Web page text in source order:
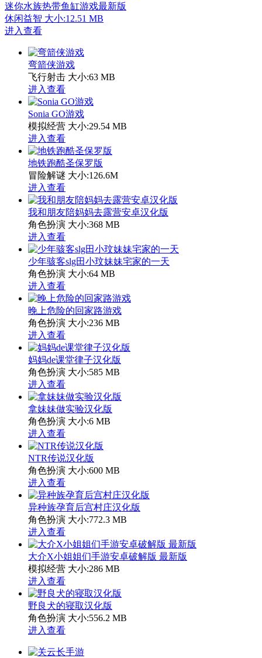
迷你水族热带鱼缸游戏最新版
休闲益智 大小:12.51 MB
进入查看
弯箭侠游戏
飞行射击 大小:63 MB
进入查看
Sonia GO游戏
模拟经营 大小:29.54 MB
进入查看
地铁跑酷圣保罗版
冒险解谜 大小:126.6M
进入查看
我和朋友陪妈妈去露营安卓汉化版
角色扮演 大小:368 MB
进入查看
少年骇客slg田小玟妹妹宅家的一天
角色扮演 大小:64 MB
进入查看
晚上危险的回家路游戏
角色扮演 大小:236 MB
进入查看
妈妈de课堂律子汉化版
角色扮演 大小:585 MB
进入查看
拿妹妹做实验汉化版
角色扮演 大小:6 MB
进入查看
NTR传说汉化版
角色扮演 大小:600 MB
进入查看
异种族孕育后宫村庄汉化版
角色扮演 大小:772.3 MB
进入查看
大介X小姐姐们手游安卓破解版 最新版
模拟经营 大小:286 MB
进入查看
野良犬的寝取汉化版
角色扮演 大小:556.2 MB
进入查看